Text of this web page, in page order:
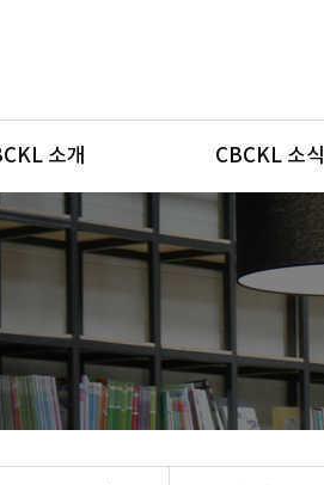
소개 CBCKL 소식